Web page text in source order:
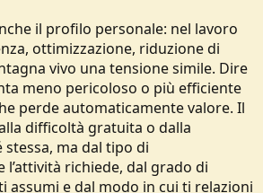
il profilo personale: nel lavoro
ottimizzazione, riduzione di
vivo una tensione simile. Dire
meno pericoloso o più efficiente
perde automaticamente valore. Il
difficoltà gratuita o dalla
ma dal tipo di
l’attività richiede, dal grado di
assumi e dal modo in cui ti relazioni